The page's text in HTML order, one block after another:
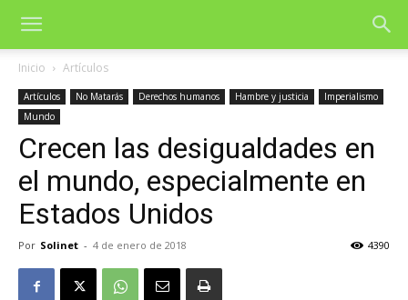
Inicio Artículos
Artículos No Matarás Derechos humanos Hambre y justicia
Imperialismo
Mundo
Crecen las desigualdades en
el mundo, especialmente en
Estados Unidos
Por Solinet - 4 de enero de 2018 4390